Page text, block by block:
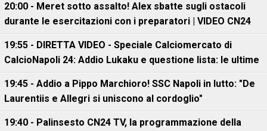
20:00 - Meret sotto assalto! Alex sbatte sugli ostacoli
durante le esercitazioni con i preparatori | VIDEO CN24
19:55 - DIRETTA VIDEO - Speciale Calciomercato di
CalcioNapoli 24: Addio Lukaku e questione lista: le ultime
19:45 - Addio a Pippo Marchioro! SSC Napoli in lutto: "De
Laurentiis e Allegri si uniscono al cordoglio"
19:40 - Palinsesto CN24 TV, la programmazione della